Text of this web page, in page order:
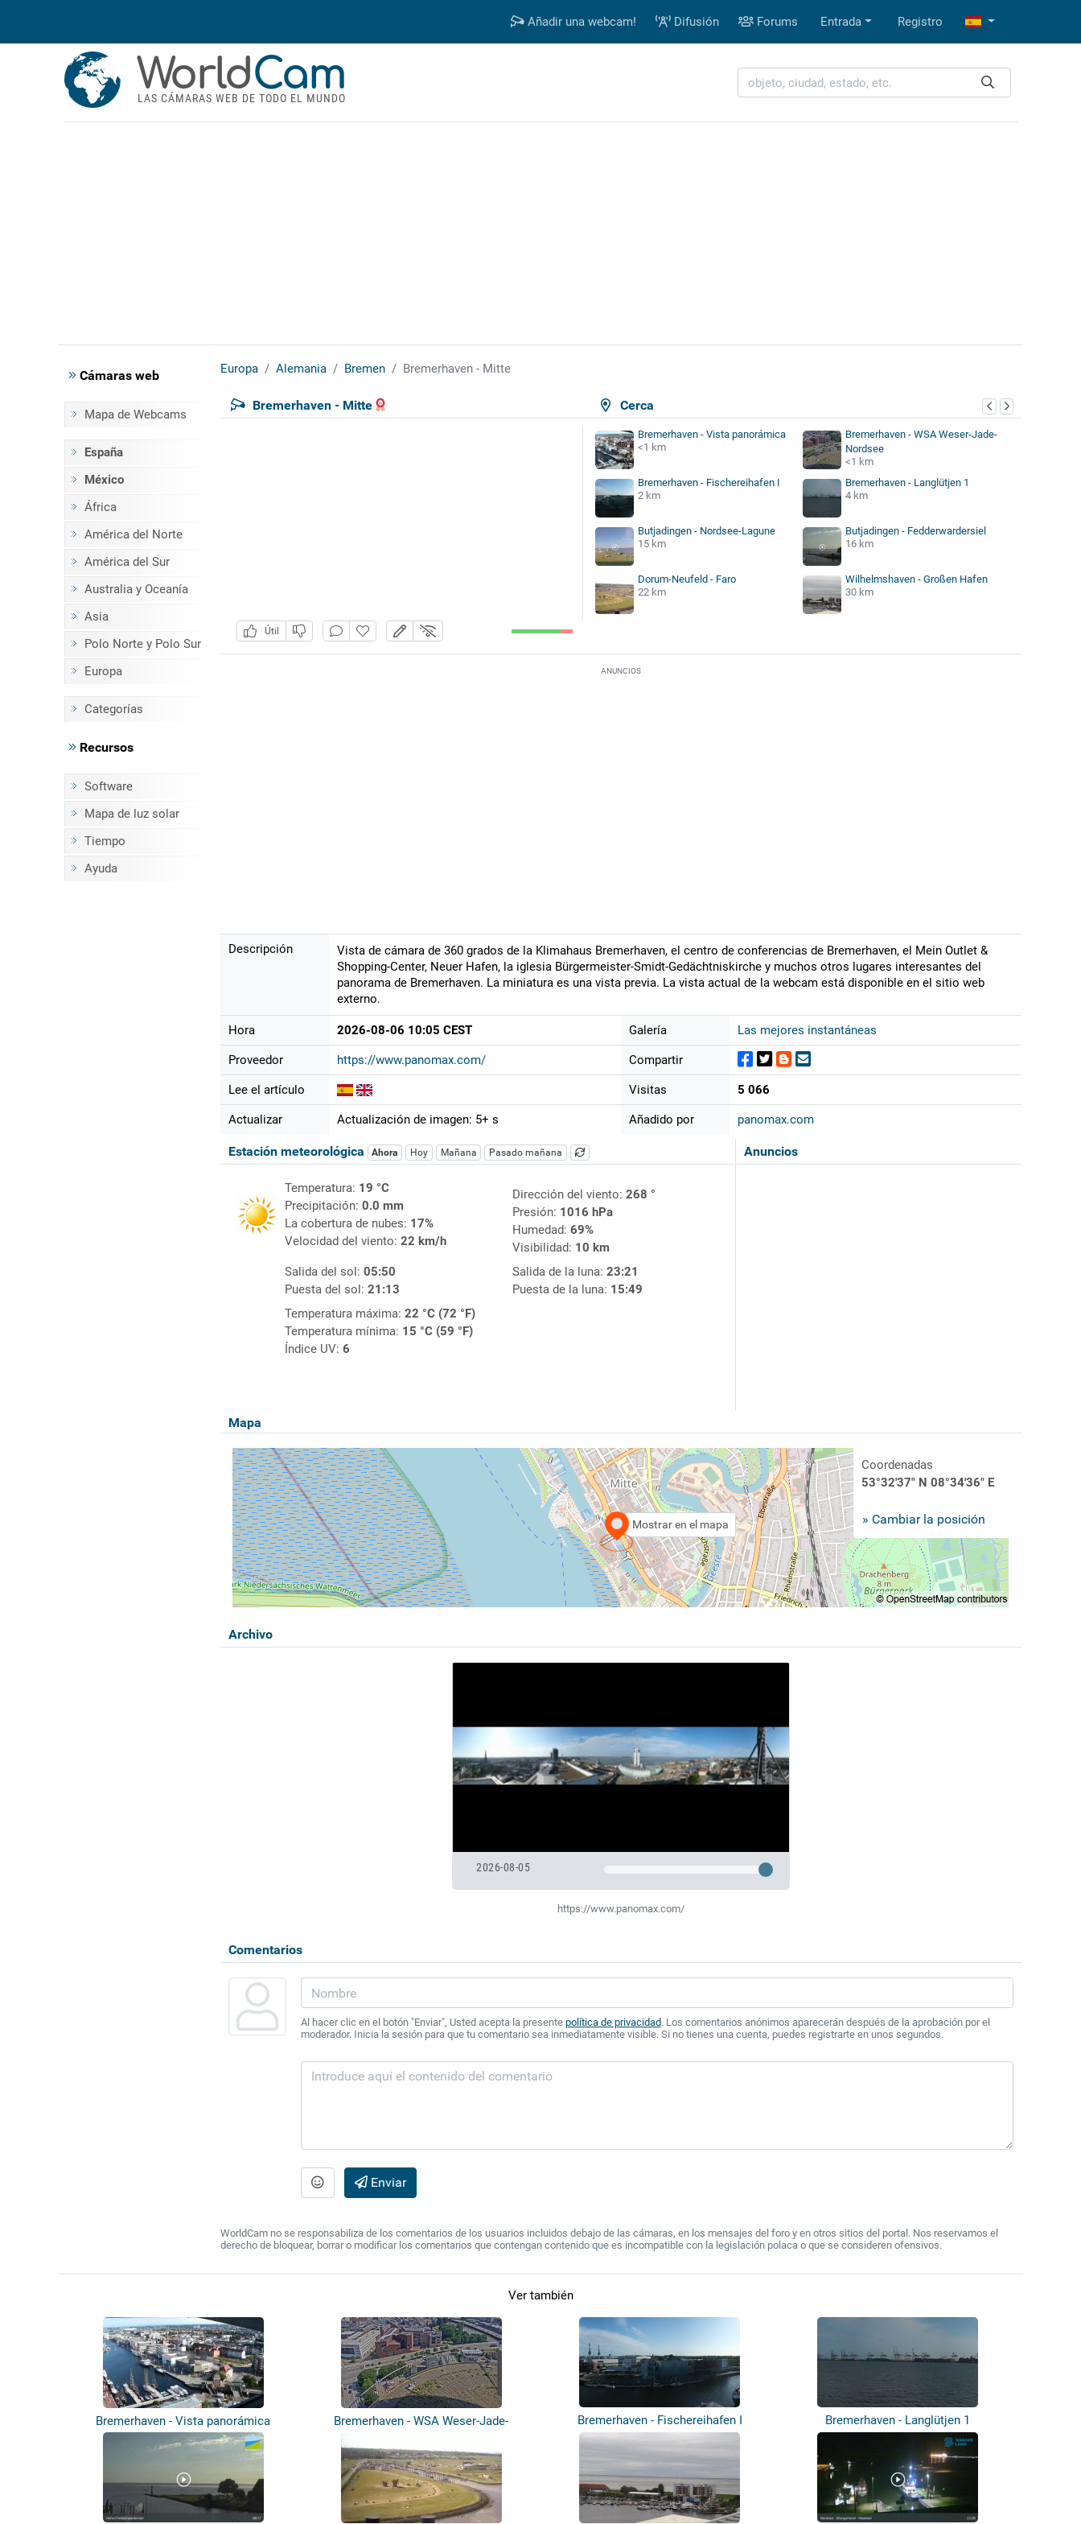
Añadir una webcam! Difusión Forums Entrada Registro
WorldCam
LAS CÁMARAS WEB DE TODO EL MUNDO
Cámaras web
Mapa de Webcams
España
México
África
América del Norte
América del Sur
Australia y Oceanía
Asia
Polo Norte y Polo Sur
Europa
Categorías
Recursos
Software
Mapa de luz solar
Tiempo
Ayuda
Europa Alemania Bremen Bremerhaven - Mitte
Cerca
Bremerhaven - Mitte
Útil
Bremerhaven - Vista panorámica
<1 km
Bremerhaven - WSA Weser-Jade-
Nordsee
<1 km
Bremerhaven - Fischereihafen I
2 km
Bremerhaven - Langlütjen 1
4 km
Butjadingen - Nordsee-Lagune
15 km
Butjadingen - Fedderwardersiel
16 km
Dorum-Neufeld - Faro
22 km
Wilhelmshaven - Großen Hafen
30 km
ANUNCIOS
Descripción
Vista de cámara de 360 grados de la Klimahaus Bremerhaven, el centro de conferencias de Bremerhaven, el Mein Outlet &
Shopping-Center, Neuer Hafen, la iglesia Bürgermeister-Smidt-Gedächtniskirche y muchos otros lugares interesantes del
panorama de Bremerhaven. La miniatura es una vista previa. La vista actual de la webcam está disponible en el sitio web
externo.
Hora 2026-08-06 10:05 CEST
Proveedor https://www.panomax.com/
Lee el artículo
Actualizar Actualización de imagen: 5+ s
Galería Las mejores instantáneas
Compartir
Visitas 5 066
Añadido por panomax.com
Anuncios
Estación meteorológica Ahora Hoy Mañana Pasado mañana
Temperatura: 19 °C
Precipitación: 0.0 mm
La cobertura de nubes: 17%
Velocidad del viento: 22 km/h
Dirección del viento: 268 °
Presión: 1016 hPa
Humedad: 69%
Visibilidad: 10 km
Salida del sol: 05:50
Puesta del sol: 21:13
Salida de la luna: 23:21
Puesta de la luna: 15:49
Temperatura máxima: 22 °C (72 °F)
Temperatura mínima: 15 °C (59 °F)
Índice UV: 6
Mapa
Mostrar en el mapa
Coordenadas
53°32'37" N 08°34'36" E
» Cambiar la posición
Archivo
2026-08-05
https://www.panomax.com/
Comentarios
Al hacer clic en el botón "Enviar", Usted acepta la presente política de privacidad. Los comentarios anónimos aparecerán después de la aprobación por el
moderador. Inicia la sesión para que tu comentario sea inmediatamente visible. Si no tienes una cuenta, puedes registrarte en unos segundos.
Enviar
WorldCam no se responsabiliza de los comentarios de los usuarios incluidos debajo de las cámaras, en los mensajes del foro y en otros sitios del portal. Nos reservamos el
derecho de bloquear, borrar o modificar los comentarios que contengan contenido que es incompatible con la legislación polaca o que se consideren ofensivos.
Ver también
Bremerhaven - Vista panorámica
Bremerhaven - WSA Weser-Jade-
Bremerhaven - Fischereihafen I Bremerhaven - Langlütjen 1